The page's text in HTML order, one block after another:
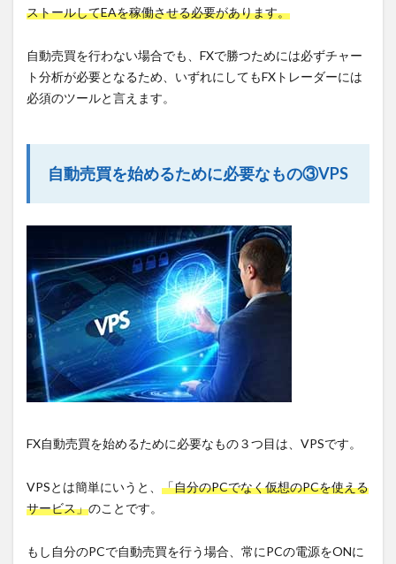
ストールしてEAを稼働させる必要があります。
自動売買を行わない場合でも、FXで勝つためには必ずチャー
ト分析が必要となるため、いずれにしてもFXトレーダーには
必須のツールと言えます。
自動売買を始めるために必要なもの③VPS
FX自動売買を始めるために必要なもの３つ目は、VPSです。
VPSとは簡単にいうと、 「自分のPCでなく仮想のPCを使える
サービス」のことです。
もし自分のPCで自動売買を行う場合、常にPCの電源をONに